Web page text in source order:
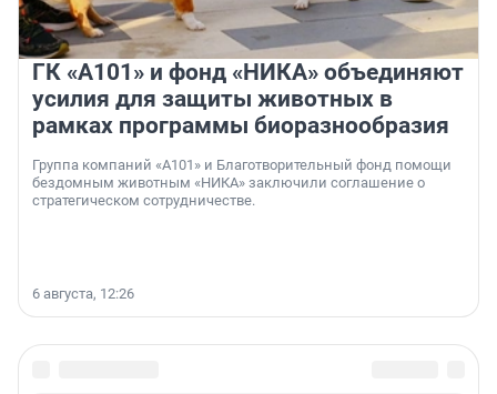
ГК «А101» и фонд «НИКА» объединяют
усилия для защиты животных в
рамках программы биоразнообразия
Группа компаний «А101» и Благотворительный фонд помощи
бездомным животным «НИКА» заключили соглашение о
стратегическом сотрудничестве.
6 августа, 12:26